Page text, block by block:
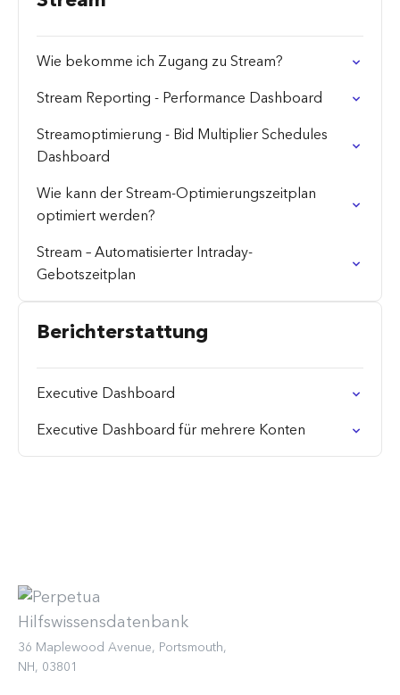
Wie bekomme ich Zugang zu Stream?
Stream Reporting - Performance Dashboard
Streamoptimierung - Bid Multiplier Schedules
Dashboard
Wie kann der Stream-Optimierungszeitplan
optimiert werden?
Stream – Automatisierter Intraday-
Gebotszeitplan
Berichterstattung
Executive Dashboard
Executive Dashboard für mehrere Konten
36 Maplewood Avenue, Portsmouth,
NH, 03801